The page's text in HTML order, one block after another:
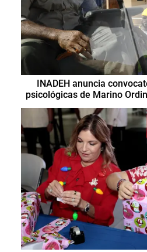
INADEH anuncia
psicológicas de Marino